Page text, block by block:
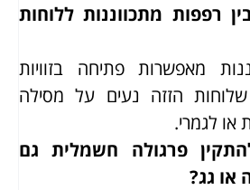
רפפות מתכווננות ללוחות
מאפשרות פתיחה בזוויות
הזזה נעים על מסילה
או לגמרי.
פרגולה חשמלית גם
או גג?